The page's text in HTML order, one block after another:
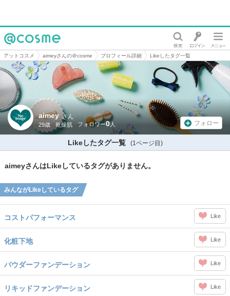
@cosme
アットコスメ aimeyさんの＠cosme プロフィール詳細 Likeしたタグ一覧
aimey さん
29歳 乾燥肌 0 フォロー
Likeしたタグ一覧 (1ページ目)
aimeyさんはLikeしているタグがありません。
みんながLikeしているタグ
コストパフォーマンス Like
化粧下地 Like
パウダーファンデーション Like
リキッドファンデーション Like